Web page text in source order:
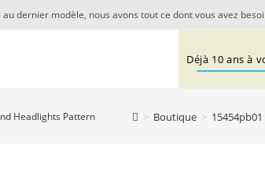
dernier modèle, nous avons tout ce dont vous avez
Déjà 10 ans à
Headlights Pattern > Boutique >